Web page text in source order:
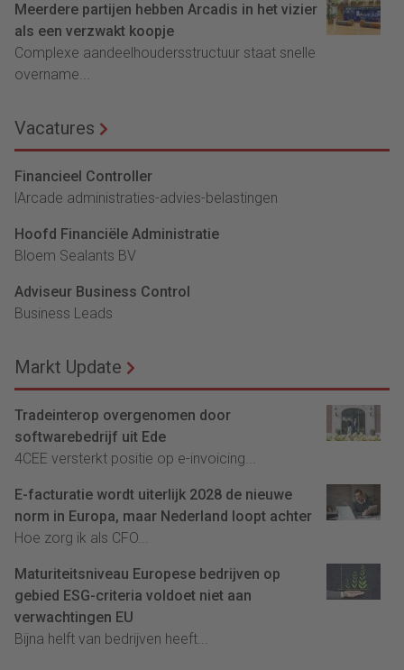
Meerdere partijen hebben Arcadis in het vizier
als een verzwakt koopje
Complexe aandeelhoudersstructuur staat snelle
overname...
Vacatures
Financieel Controller
lArcade administraties-advies-belastingen
Hoofd Financiële Administratie
Bloem Sealants BV
Adviseur Business Control
Business Leads
Markt Update
Tradeinterop overgenomen door
softwarebedrijf uit Ede
4CEE versterkt positie op e-invoicing...
E-facturatie wordt uiterlijk 2028 de nieuwe
norm in Europa, maar Nederland loopt achter
Hoe zorg ik als CFO...
Maturiteitsniveau Europese bedrijven op
gebied ESG-criteria voldoet niet aan
verwachtingen EU
Bijna helft van bedrijven heeft...